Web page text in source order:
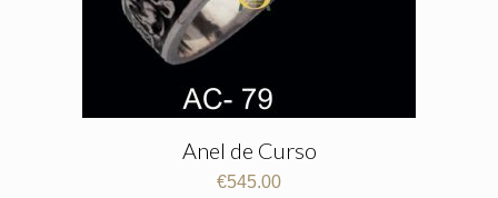
Anel de Curso
€545.00